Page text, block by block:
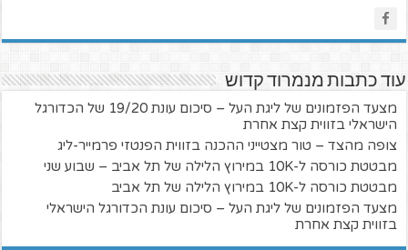
עוד כתבות מנמרוד קדוש
מצעד הפזמונים של ליגת העל – סיכום עונת 19/20 של הכדורגל
הישראלי בזווית קצת אחרת
צופה מהצד – טור מצטייני ההכנה בזווית הפנטזי פרמייר-ליג
מבטטת כורסה ל-10K במירוץ הלילה של תל אביב – שבוע שני
מבטטת כורסה ל-10K במירוץ הלילה של תל אביב
מצעד הפזמונים של ליגת העל – סיכום עונת הכדורגל הישראלי
בזווית קצת אחרת